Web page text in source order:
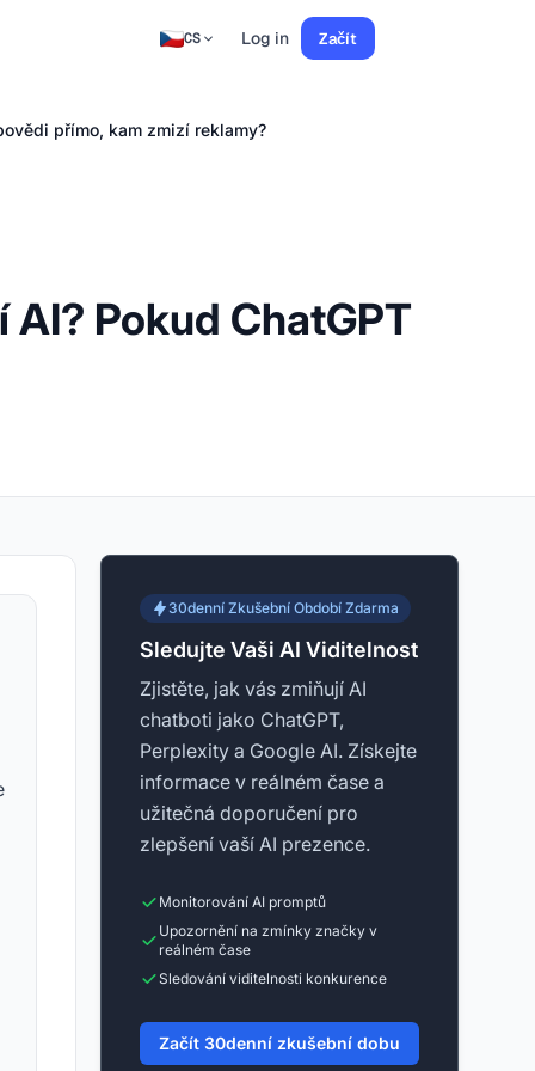
CS Log in Začít
přímo, kam zmizí reklamy?
Pokud ChatGPT
30denní Zkušební Období Zdarma
Sledujte Vaši AI Viditelnost
Zjistěte, jak vás zmiňují AI
chatboti jako ChatGPT,
Perplexity a Google AI. Získejte
informace v reálném čase a
užitečná doporučení pro
zlepšení vaší AI prezence.
Monitorování AI promptů
Upozornění na zmínky značky v
reálném čase
Sledování viditelnosti konkurence
Začít 30denní zkušební dobu